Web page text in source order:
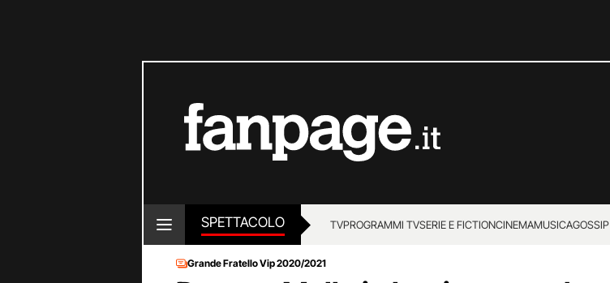
SPETTACOLO TVPROGRAMMI TVSERIE E FICTIONCINEMAMUSICAGOSSIP
Grande Fratello Vip 2020/2021